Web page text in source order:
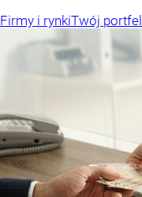
Firmy i rynkiTwój portfel